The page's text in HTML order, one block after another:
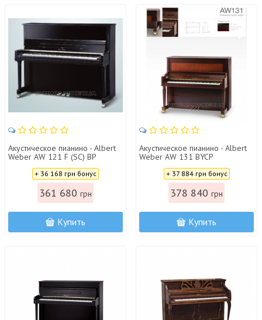
Акустическое пианино - Albert
Weber AW 121 F (SC) BP
+ 36 168 грн бонус
361 680 грн
Купить
Акустическое пианино - Albert
Weber AW 131 BYCP
+ 37 884 грн бонус
378 840 грн
Купить